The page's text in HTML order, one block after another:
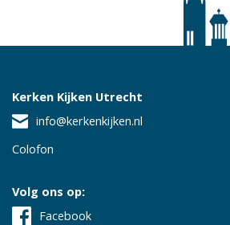
Kerken Kijken Utrecht
info@kerkenkijken.nl
Colofon
Volg ons op:
Facebook